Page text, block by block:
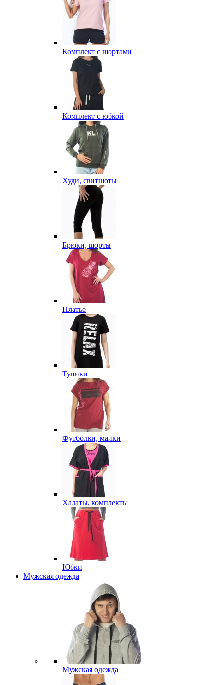
Комплект с шортами
Комплект с юбкой
Худи, свитшоты
Брюки, шорты
Платье
Туники
Футболки, майки
Халаты, комплекты
Юбки
Мужская одежда
Мужская одежда